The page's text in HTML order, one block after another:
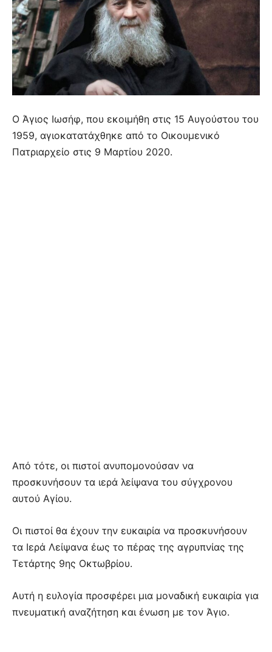
Ο Άγιος Ιωσήφ, που εκοιμήθη στις 15 Αυγούστου του
1959, αγιοκατατάχθηκε από το Οικουμενικό
Πατριαρχείο στις 9 Μαρτίου 2020.
Από τότε, οι πιστοί ανυπομονούσαν να
προσκυνήσουν τα ιερά λείψανα του σύγχρονου
αυτού Αγίου.
Οι πιστοί θα έχουν την ευκαιρία να προσκυνήσουν
τα Ιερά Λείψανα έως το πέρας της αγρυπνίας της
Τετάρτης 9ης Οκτωβρίου.
Αυτή η ευλογία προσφέρει μια μοναδική ευκαιρία για
πνευματική αναζήτηση και ένωση με τον Άγιο.